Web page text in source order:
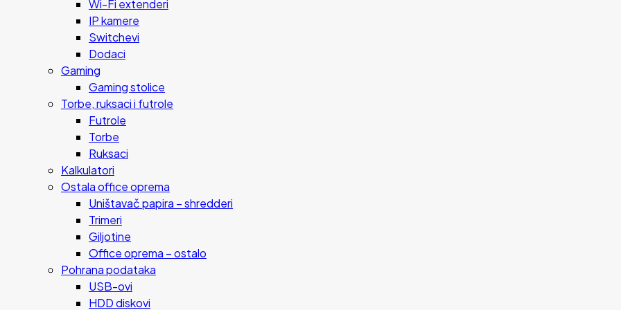
Wi-Fi extenderi
IP kamere
Switchevi
Dodaci
Gaming
Gaming stolice
Torbe, ruksaci i futrole
Futrole
Torbe
Ruksaci
Kalkulatori
Ostala office oprema
Uništavač papira – shredderi
Trimeri
Giljotine
Office oprema – ostalo
Pohrana podataka
USB-ovi
HDD diskovi